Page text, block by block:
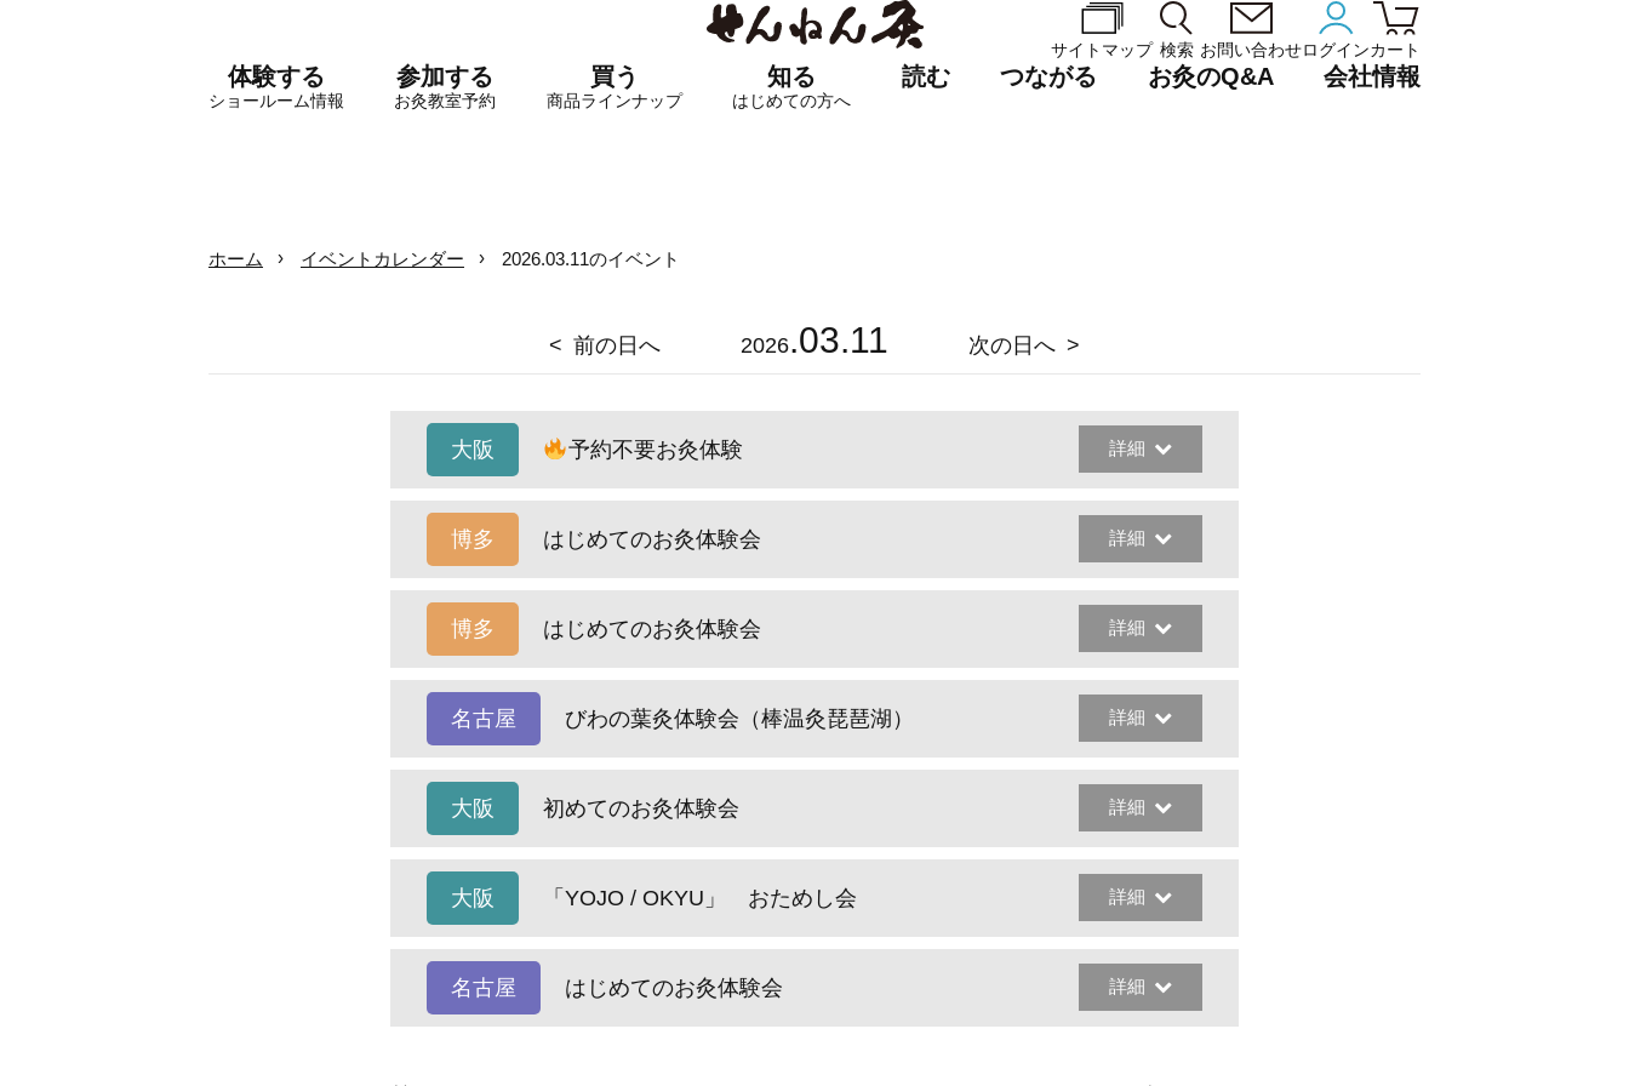
サイトマップ 検索 お問い合わせログインカート
体験する
ショールーム情報
参加する
お灸教室予約
買う
商品ラインナップ
知る
はじめての方へ
読む つながる お灸のQ&A 会社情報
ホーム イベントカレンダー 2026.03.11のイベント
前の日へ 2026.03.11 次の日へ
大阪 予約不要お灸体験 詳細
博多 はじめてのお灸体験会 詳細
博多 はじめてのお灸体験会 詳細
名古屋 びわの葉灸体験会（棒温灸琵琶湖） 詳細
大阪 初めてのお灸体験会 詳細
大阪 「YOJO / OKYU」 おためし会 詳細
名古屋 はじめてのお灸体験会 詳細